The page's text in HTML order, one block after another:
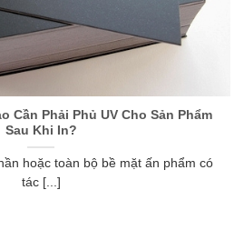
Cần Phải Phủ UV Cho Sản Phẩm
Sau Khi In?
hoặc toàn bộ bề mặt ấn phẩm có
tác [...]